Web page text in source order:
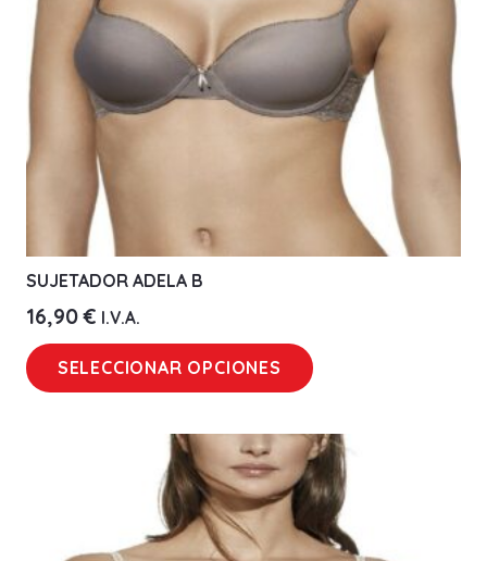
SUJETADOR ADELA B
16,90€ I.V.A.
SELECCIONAR OPCIONES
múltiples
variantes.
Las
opciones